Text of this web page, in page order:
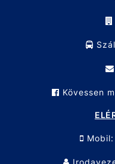
Kövessen